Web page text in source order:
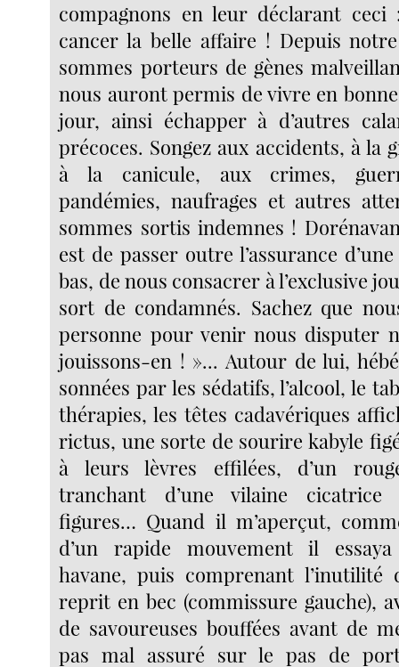
compagnons en leur déclarant
cancer la belle affaire ! Depuis
sommes porteurs de gènes
nous auront permis de vivre en bonne
jour, ainsi échapper à d’autres
précoces. Songez aux accidents, à la
à la canicule, aux crimes,
pandémies, naufrages et autres
sommes sortis indemnes !
est de passer outre l’assurance
bas, de nous consacrer à l’exclusive
sort de condamnés. Sachez que
personne pour venir nous disputer
jouissons-en ! »... Autour de lui,
sonnées par les sédatifs, l’alcool, le
thérapies, les têtes cadavériques
rictus, une sorte de sourire kabyle
à leurs lèvres effilées, d’un
tranchant d’une vilaine cicatrice
figures… Quand il m’aperçut,
d’un rapide mouvement il
havane, puis comprenant l’inutilité
reprit en bec (commissure gauche),
de savoureuses bouffées avant de
pas mal assuré sur le pas de